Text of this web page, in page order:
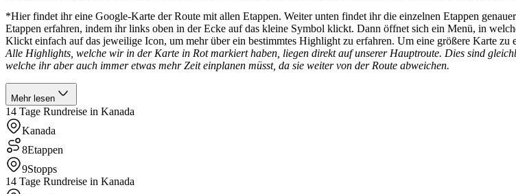
*Hier findet ihr eine Google-Karte der Route mit allen Etappen. Weiter unten findet ihr die einzelnen Etappen
Etappen erfahren, indem ihr links oben in der Ecke auf das kleine Symbol klickt. Dann öffnet sich ein Menü, in
Klickt einfach auf das jeweilige Icon, um mehr über ein bestimmtes Highlight zu erfahren. Um eine größere Karte zu
Alle Highlights, welche wir in der Karte in Rot markiert haben, liegen direkt auf unserer Hauptroute. Dies sind
welche ihr aber auch immer etwas mehr Zeit einplanen müsst, da sie weiter von der Route abweichen.
Mehr lesen
14 Tage Rundreise in Kanada
Kanada
8Etappen
9Stopps
14 Tage Rundreise in Kanada